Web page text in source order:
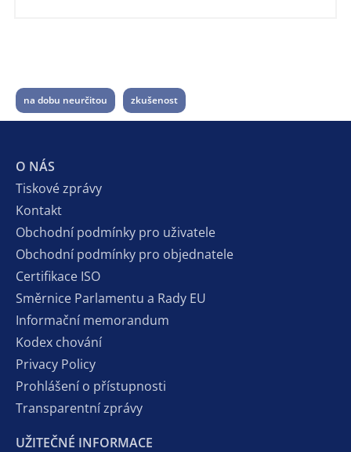
na dobu neurčitou zkušenost
O NÁS
Tiskové zprávy
Kontakt
Obchodní podmínky pro uživatele
Obchodní podmínky pro objednatele
Certifikace ISO
Směrnice Parlamentu a Rady EU
Informační memorandum
Kodex chování
Privacy Policy
Prohlášení o přístupnosti
Transparentní zprávy
UŽITEČNÉ INFORMACE